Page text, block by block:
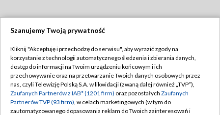
TVP
Abonament TVP
Emisja w TVP
Centrum informacji TVP
Regulamin TVP
Polityka prywatności
Moje zgody
Szanujemy Twoją prywatność
Kliknij "Akceptuję i przechodzę do serwisu", aby wyrazić zgody na
korzystanie z technologii automatycznego śledzenia i zbierania danych,
dostęp do informacji na Twoim urządzeniu końcowym i ich
przechowywanie oraz na przetwarzanie Twoich danych osobowych przez
nas, czyli Telewizję Polską S.A. w likwidacji (zwaną dalej również „TVP”),
Zaufanych Partnerów z IAB* (1201 firm) oraz pozostałych Zaufanych
Partnerów TVP (93 firm), w celach marketingowych (w tym do
zautomatyzowanego dopasowania reklam do Twoich zainteresowań i